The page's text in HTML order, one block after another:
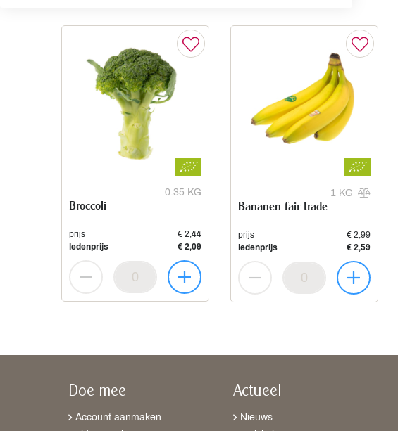
0.35 KG
Broccoli
prijs
€ 2,44
ledenprijs
€ 2,09
1 KG
Bananen fair trade
prijs
€ 2,99
ledenprijs
€ 2,59
Doe mee
Account aanmaken
Actueel
Nieuws